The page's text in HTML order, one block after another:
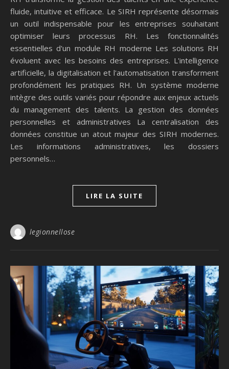
fluide, intuitive et efficace. Le SIRH représente désormais
un outil indispensable pour les entreprises souhaitant
optimiser leurs processus RH. Les fonctionnalités
essentielles d'un module RH moderne Les solutions RH
évoluent avec les besoins des entreprises. L'intelligence
artificielle, la digitalisation et l'automatisation transforment
profondément les pratiques RH. Un système moderne
intègre des outils variés pour répondre aux enjeux actuels
du management des talents. La gestion des données
personnelles et administratives La centralisation des
données constitue un atout majeur des SIRH modernes.
Les informations administratives, les dossiers
personnels…
LIRE LA SUITE
legionnellose